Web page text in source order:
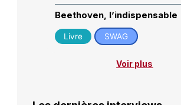
Beethoven, l’indispensable
Livre SWAG
Voir plus